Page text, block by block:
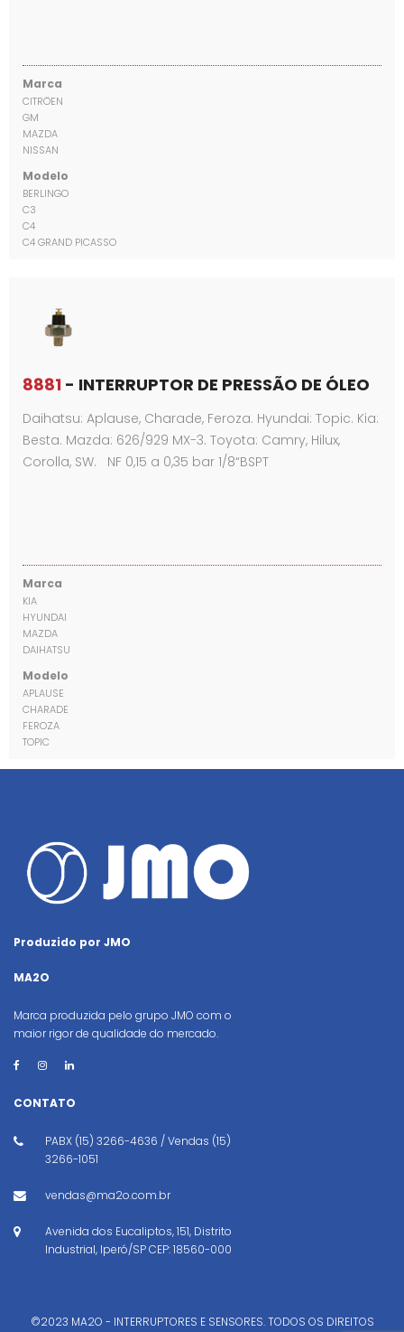
Marca
CITRÖEN
GM
MAZDA
NISSAN
Modelo
BERLINGO
C3
C4
C4 GRAND PICASSO
8881 - INTERRUPTOR DE PRESSÃO DE ÓLEO
Daihatsu: Aplause, Charade, Feroza. Hyundai: Topic. Kia:
Besta. Mazda: 626/929 MX-3. Toyota: Camry, Hilux,
Corolla, SW. NF 0,15 a 0,35 bar 1/8“BSPT
Marca
KIA
HYUNDAI
MAZDA
DAIHATSU
Modelo
APLAUSE
CHARADE
FEROZA
TOPIC
Produzido por JMO
MA2O
Marca produzida pelo grupo JMO com o
maior rigor de qualidade do mercado.
CONTATO
PABX (15) 3266-4636 / Vendas (15)
3266-1051
vendas@ma2o.com.br
Avenida dos Eucaliptos, 151, Distrito
Industrial, Iperó/SP CEP: 18560-000
©2023 MA2O - INTERRUPTORES E SENSORES. TODOS OS DIREITOS